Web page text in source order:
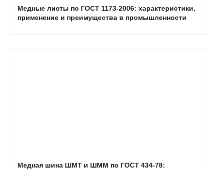
Медные листы по ГОСТ 1173-2006: характеристики,
применение и преимущества в промышленности
Медная шина ШМТ и ШММ по ГОСТ 434-78: